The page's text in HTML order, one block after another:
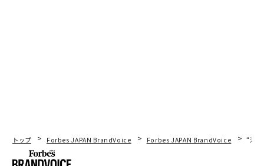
トップ Forbes JAPAN BrandVoice Forbes JAPAN BrandVoice “泊